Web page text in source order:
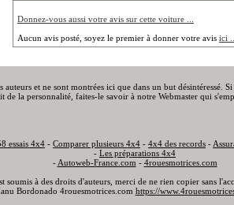
Donnez-vous aussi votre avis sur cette voiture ...
Aucun avis posté, soyez le premier à donner votre avis ici ...
auteurs et ne sont montrées ici que dans un but
la personnalité, faites-le savoir à notre Webmaster qui
essais 4x4 - Comparer plusieurs 4x4 - 4x4 des records -
- Les préparations 4x4
- Autoweb-France.com - 4rouesmotrices.com
soumis à des droits d'auteurs, merci de ne rien copier sans
Bordonado 4rouesmotrices.com https://